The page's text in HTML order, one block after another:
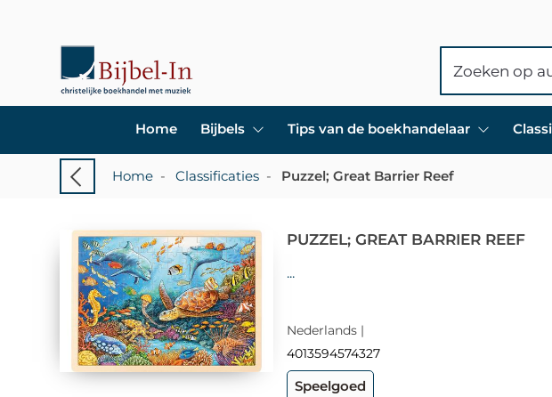
Home Bijbels Tips van de boekhandelaar
Home - Classificaties - Puzzel; Great Barrier Reef
PUZZEL; GREAT BARRIER REEF
...
Nederlands |
4013594574327
Speelgoed